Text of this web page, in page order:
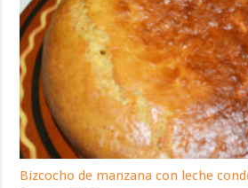
Bizcocho de manzana con leche